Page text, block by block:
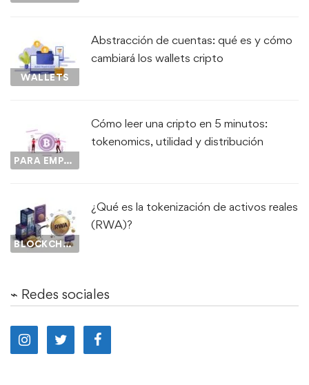
WALLETS
Abstracción de cuentas: qué es y cómo
cambiará los wallets cripto
PARA EMPEZAR...
Cómo leer una cripto en 5 minutos:
tokenomics, utilidad y distribución
BLOCKCHAIN
¿Qué es la tokenización de activos reales
(RWA)?
⌁ Redes sociales